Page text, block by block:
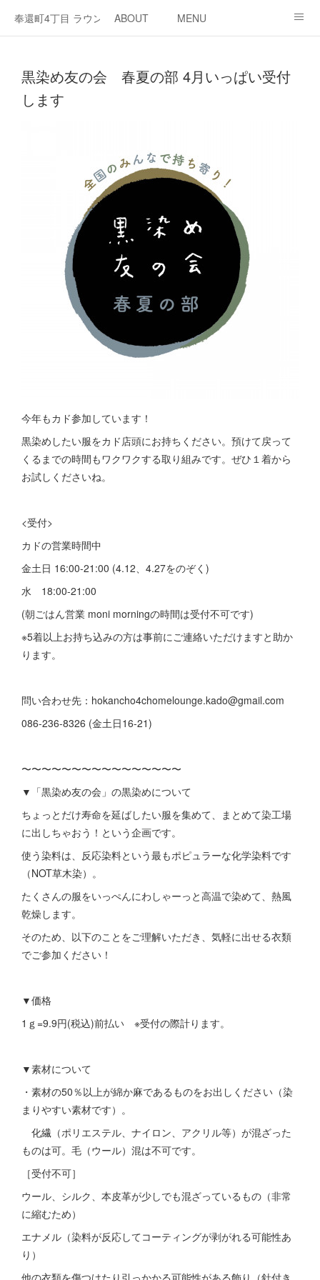
奉還町4丁目 ラウンジ・カド
ABOUT MENU
黒染め友の会 春夏の部 4月いっぱい受付
します
今年もカド参加しています！
黒染めしたい服をカド店頭にお持ちください。預けて戻って
くるまでの時間もワクワクする取り組みです。ぜひ１着から
お試しくださいね。
<受付>
カドの営業時間中
金土日 16:00-21:00 (4.12、4.27をのぞく)
水 18:00-21:00
(朝ごはん営業 moni morningの時間は受付不可です)
※5着以上お持ち込みの方は事前にご連絡いただけますと助か
ります。
問い合わせ先：hokancho4chomelounge.kado@gmail.com
086-236-8326 (金土日16-21)
〜〜〜〜〜〜〜〜〜〜〜〜〜〜〜〜
▼「黒染め友の会」の黒染めについて
ちょっとだけ寿命を延ばしたい服を集めて、まとめて染工場
に出しちゃおう！という企画です。
使う染料は、反応染料という最もポピュラーな化学染料です
（NOT草木染）。
たくさんの服をいっぺんにわしゃーっと高温で染めて、熱風
乾燥します。
そのため、以下のことをご理解いただき、気軽に出せる衣類
でご参加ください！
▼価格
1ｇ=9.9円(税込)前払い ※受付の際計ります。
▼素材について
・素材の50％以上が綿か麻であるものをお出しください（染
まりやすい素材です）。
化繊（ポリエステル、ナイロン、アクリル等）が混ざった
ものは可。毛（ウール）混は不可です。
［受付不可］
ウール、シルク、本皮革が少しでも混ざっているもの（非常
に縮むため）
エナメル（染料が反応してコーティングが剥がれる可能性あ
り）
他の衣類を傷つけたり引っかかる可能性がある飾り（針付き